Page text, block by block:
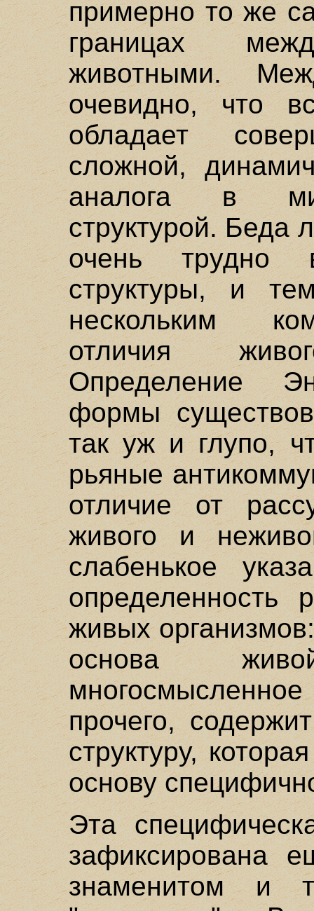
примерно то же
границах
животными.
очевидно, что
обладает
сложной,
аналога в
структурой. Беда
очень трудно
структуры, и
нескольким
отличия
Определение
формы
так уж и глупо,
рьяные
отличие от
живого и
слабенькое
определенность
живых
основа
прочего,
структуру,
основу
Эта
зафиксирована
знаменитом и